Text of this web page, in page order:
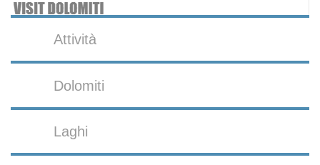
Attività
Dolomiti
Laghi